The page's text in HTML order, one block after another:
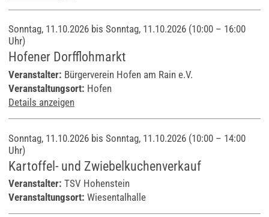
Sonntag, 11.10.2026 bis Sonntag, 11.10.2026 (10:00 – 16:00
Uhr)
Hofener Dorfflohmarkt
Veranstalter: Bürgerverein Hofen am Rain e.V.
Veranstaltungsort: Hofen
Details anzeigen
Sonntag, 11.10.2026 bis Sonntag, 11.10.2026 (10:00 – 14:00
Uhr)
Kartoffel- und Zwiebelkuchenverkauf
Veranstalter: TSV Hohenstein
Veranstaltungsort: Wiesentalhalle